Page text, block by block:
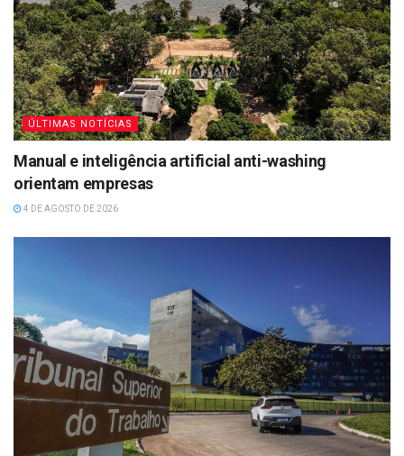
ÚLTIMAS NOTÍCIAS
Manual e inteligência artificial anti-washing
orientam empresas
4 DE AGOSTO DE 2026